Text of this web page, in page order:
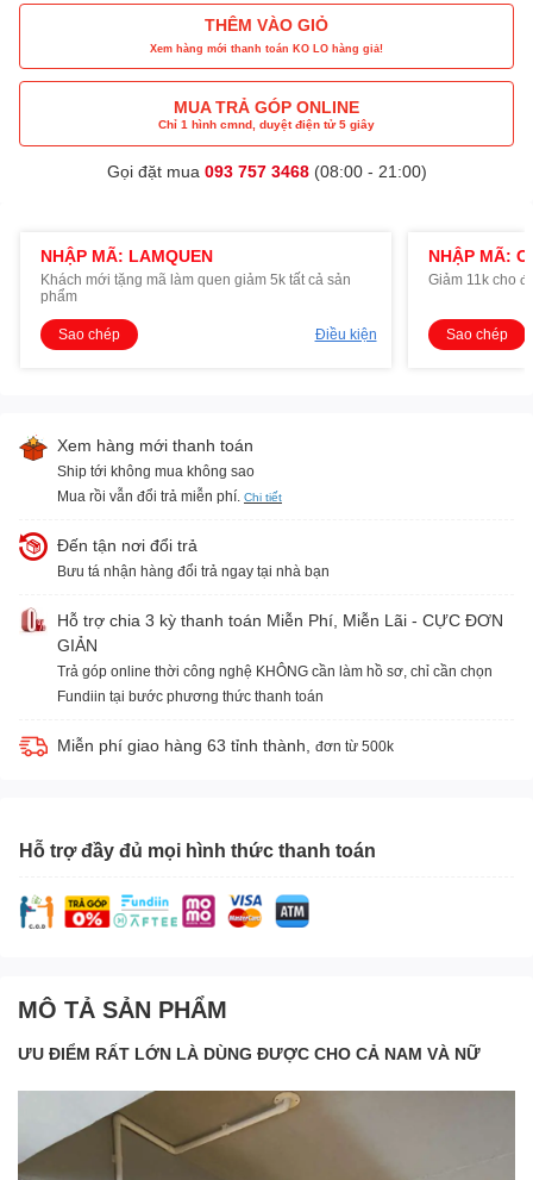
THÊM VÀO GIỎ
Xem hàng mới thanh toán KO LO hàng giả!
MUA TRẢ GÓP ONLINE
Chỉ 1 hình cmnd, duyệt điện tử 5 giây
Gọi đặt mua 093 757 3468(08:00 - 21:00)
NHẬP MÃ: LAMQUEN
Khách mới tặng mã làm quen giảm 5k tất cả sản
phẩm
Sao chép Điều kiện
NHẬP MÃ:
Giảm 11k cho
Sao chép
Xem hàng mới thanh toán
Ship tới không mua không sao
Mua rồi vẫn đổi trả miễn phí. Chi tiết
Đến tận nơi đổi trả
Bưu tá nhận hàng đổi trả ngay tại nhà bạn
Hỗ trợ chia 3 kỳ thanh toán Miễn Phí, Miễn Lãi - CỰC ĐƠN
GIẢN
Trả góp online thời công nghệ KHÔNG cần làm hồ sơ, chỉ cần chọn
Fundiin tại bước phương thức thanh toán
Miễn phí giao hàng 63 tỉnh thành, đơn từ 500k
Hỗ trợ đầy đủ mọi hình thức thanh toán
MÔ TẢ SẢN PHẨM
ƯU ĐIỂM RẤT LỚN LÀ DÙNG ĐƯỢC CHO CẢ NAM VÀ NỮ